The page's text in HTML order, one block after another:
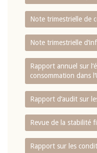
Note trimestrielle de
Note trimestrielle
Rapport annuel sur
consommation dans
Rapport d‘audit sur
Revue de la stabilité
Rapport sur les